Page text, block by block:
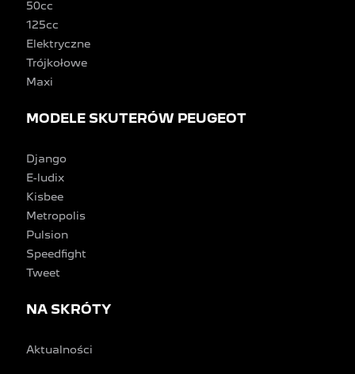
50cc
125cc
Elektryczne
Trójkołowe
Maxi
MODELE SKUTERÓW PEUGEOT
Django
E-ludix
Kisbee
Metropolis
Pulsion
Speedfight
Tweet
NA SKRÓTY
Aktualności